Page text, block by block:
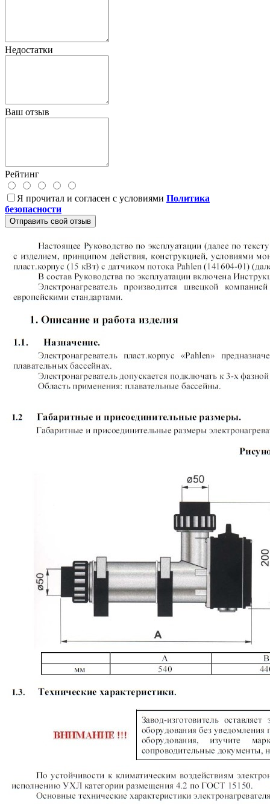
Недостатки
Ваш отзыв
Рейтинг
Я прочитал и согласен с условиями Политика
безопасности
Отправить свой отзыв